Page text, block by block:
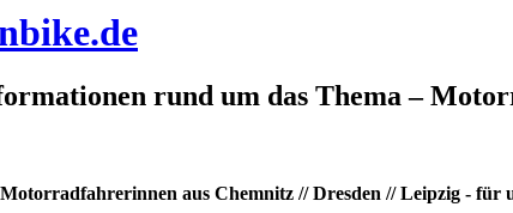
rund um das Thema –
aus Chemnitz // Dresden // Leipzig - für